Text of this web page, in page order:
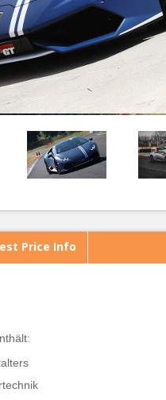
Price Info